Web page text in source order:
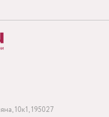
10к1, 195027